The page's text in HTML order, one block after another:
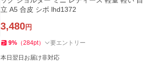
立 A5 合皮 シボ lhd1372
3,480円
9% （284pt） 要エントリー
本日翌日お届け非対応